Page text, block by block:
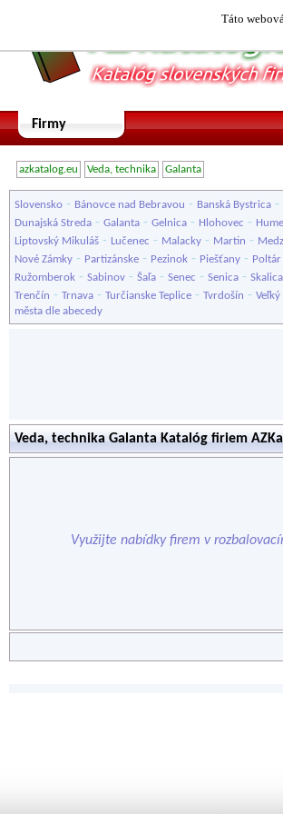
Táto
Firmy
azkatalog.eu Veda, technika Galanta
Slovensko - Bánovce nad Bebravou - Banská Bystrica -
Dunajská Streda - Galanta - Gelnica - Hlohovec -
Liptovský Mikuláš - Lučenec - Malacky - Martin -
Nové Zámky - Partizánske - Pezinok - Piešťany - Poltár
Ružomberok - Sabinov - Šaľa - Senec - Senica - Skalica
Trenčín - Trnava - Turčianske Teplice - Tvrdošín -
města dle abecedy
Veda, technika Galanta Katalóg firiem
Využijte nabídky firem v